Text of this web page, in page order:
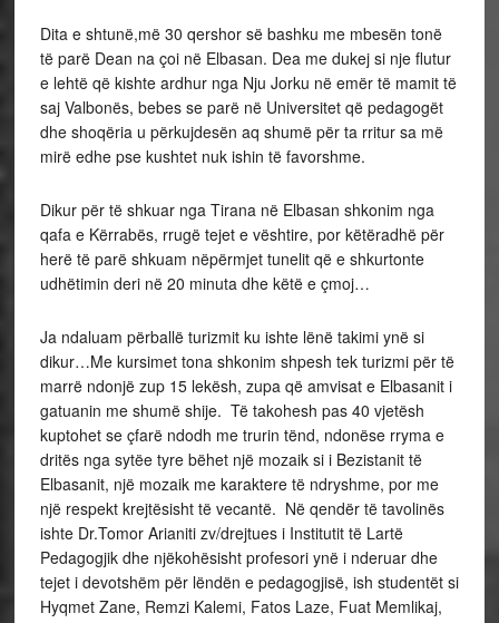
Dita e shtunë,më 30 qershor së bashku me mbesën tonë
të parë Dean na çoi në Elbasan. Dea me dukej si nje flutur
e lehtë që kishte ardhur nga Nju Jorku në emër të mamit të
saj Valbonës, bebes se parë në Universitet që pedagogët
dhe shoqëria u përkujdesën aq shumë për ta rritur sa më
mirë edhe pse kushtet nuk ishin të favorshme.
Dikur për të shkuar nga Tirana në Elbasan shkonim nga
qafa e Kërrabës, rrugë tejet e vështire, por këtëradhë për
herë të parë shkuam nëpërmjet tunelit që e shkurtonte
udhëtimin deri në 20 minuta dhe këtë e çmoj…
Ja ndaluam përballë turizmit ku ishte lënë takimi ynë si
dikur…Me kursimet tona shkonim shpesh tek turizmi për të
marrë ndonjë zup 15 lekësh, zupa që amvisat e Elbasanit i
gatuanin me shumë shije. Të takohesh pas 40 vjetësh
kuptohet se çfarë ndodh me trurin tënd, ndonëse rryma e
dritës nga sytëe tyre bëhet një mozaik si i Bezistanit të
Elbasanit, një mozaik me karaktere të ndryshme, por me
një respekt krejtësisht të vecantë. Në qendër të tavolinës
ishte Dr.Tomor Arianiti zv/drejtues i Institutit të Lartë
Pedagogjik dhe njëkohësisht profesori ynë i nderuar dhe
tejet i devotshëm për lëndën e pedagogjisë, ish studentët si
Hyqmet Zane, Remzi Kalemi, Fatos Laze, Fuat Memlikaj,